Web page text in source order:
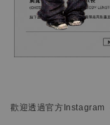
歡迎透過官方Instagram